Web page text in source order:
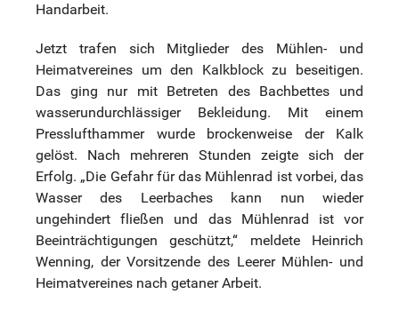
Handarbeit.
Jetzt trafen sich Mitglieder des Mühlen- und
Heimatvereines um den Kalkblock zu beseitigen.
Das ging nur mit Betreten des Bachbettes und
wasserundurchlässiger Bekleidung. Mit einem
Presslufthammer wurde brockenweise der Kalk
gelöst. Nach mehreren Stunden zeigte sich der
Erfolg. „Die Gefahr für das Mühlenrad ist vorbei, das
Wasser des Leerbaches kann nun wieder
ungehindert fließen und das Mühlenrad ist vor
Beeinträchtigungen geschützt,“ meldete Heinrich
Wenning, der Vorsitzende des Leerer Mühlen- und
Heimatvereines nach getaner Arbeit.